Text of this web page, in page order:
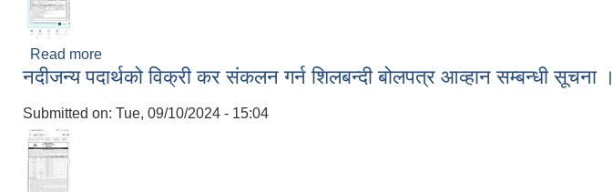
Read more
नदीजन्य पदार्थको विक्री कर संकलन गर्न शिलबन्दी बोलपत्र आव्हान सम्बन्धी सूचना ।
Submitted on: Tue, 09/10/2024 - 15:04